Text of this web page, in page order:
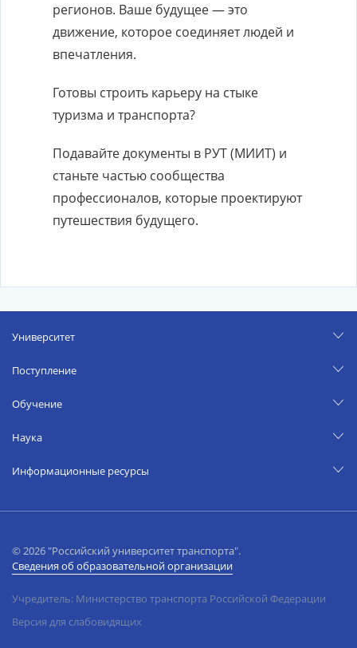
регионов. Ваше будущее — это
движение, которое соединяет людей и
впечатления.
Готовы строить карьеру на стыке
туризма и транспорта?
Подавайте документы в РУТ (МИИТ) и
станьте частью сообщества
профессионалов, которые проектируют
путешествия будущего.
Университет
Поступление
Обучение
Наука
Информационные ресурсы
© 2026 "Российский университет транспорта".
Сведения об образовательной организации
Учредитель: Министерство транспорта Российской Федерации
Версия для слабовидящих